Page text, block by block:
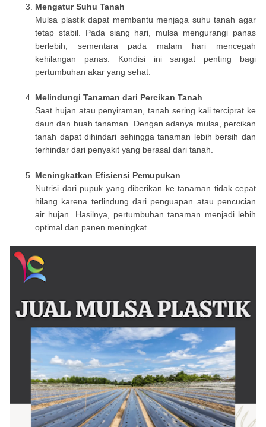
Mengatur Suhu Tanah
Mulsa plastik dapat membantu menjaga suhu tanah agar
tetap stabil. Pada siang hari, mulsa mengurangi panas
berlebih, sementara pada malam hari mencegah
kehilangan panas. Kondisi ini sangat penting bagi
pertumbuhan akar yang sehat.
Melindungi Tanaman dari Percikan Tanah
Saat hujan atau penyiraman, tanah sering kali terciprat ke
daun dan buah tanaman. Dengan adanya mulsa, percikan
tanah dapat dihindari sehingga tanaman lebih bersih dan
terhindar dari penyakit yang berasal dari tanah.
Meningkatkan Efisiensi Pemupukan
Nutrisi dari pupuk yang diberikan ke tanaman tidak cepat
hilang karena terlindung dari penguapan atau pencucian
air hujan. Hasilnya, pertumbuhan tanaman menjadi lebih
optimal dan panen meningkat.